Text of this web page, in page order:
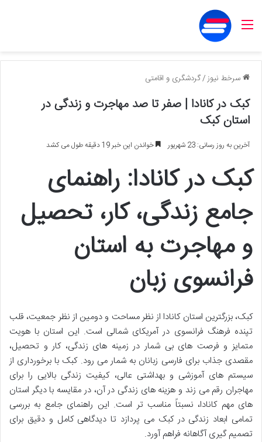
منو
سرخط نیوز/گردشگری و اقامتی
کبک در کانادا | صفر تا صد مهاجرت و زندگی در
استان کبک
آخرین به روز رسانی: 23 شهریور خواندن این خبر 19 دقیقه طول می کشد
کبک در کانادا: راهنمای
جامع زندگی، کار، تحصیل
و مهاجرت به استان
فرانسوی زبان
کبک، بزرگترین استان کانادا از نظر مساحت و دومین از نظر جمعیت، قلب
تپنده فرهنگ فرانسوی در آمریکای شمالی است. این استان با هویت
متمایز و فرصت های بی شمار در زمینه های زندگی، کار و تحصیل،
مقصدی جذاب برای فارسی زبانان به شمار می رود. کبک با برخورداری از
سیستم های آموزشی و بهداشتی عالی، کیفیت زندگی بالایی را برای
مهاجران رقم می زند و هزینه های زندگی در آن، در مقایسه با دیگر استان
های مهم کانادا، نسبتاً مناسب تر است. این راهنمای جامع به بررسی
تمامی ابعاد زندگی در کبک می پردازد تا دیدگاهی کامل و دقیق برای
تصمیم گیری آگاهانه فراهم آورد.